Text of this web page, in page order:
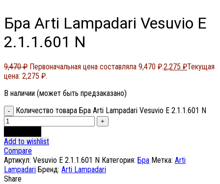
Бра Arti Lampadari Vesuvio E
2.1.1.601 N
9,470₽ Первоначальная цена составляла 9,470 ₽.2,275 ₽Текущая
цена: 2,275 ₽.
В наличии (может быть предзаказано)
Количество товара Бра Arti Lampadari Vesuvio E 2.1.1.601 N
Add to wishlist
Compare
Артикул: Vesuvio E 2.1.1.601 N Категория: Бра Метка: Arti
Lampadari Бренд: Arti Lampadari
Share